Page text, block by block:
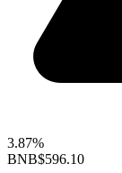
3.87%
BNB$596.10